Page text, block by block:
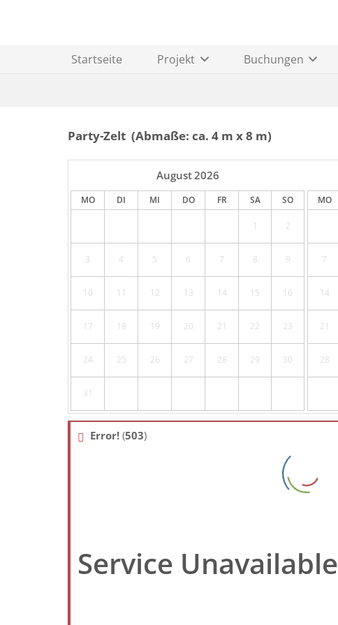
Startseite Projekt Buchungen
Party-Zelt (Abmaße: ca. 4 m x 8 m)
August2026
MO DI MI DO FR SA SO
1 2
3 4 5 6 7 8 9
10 11 12 13 14 15 16
17 18 19 20 21 22 23
24 25 26 27 28 29 30
31
MO
7
14
21
28
Error!(503)
Service Unavailable